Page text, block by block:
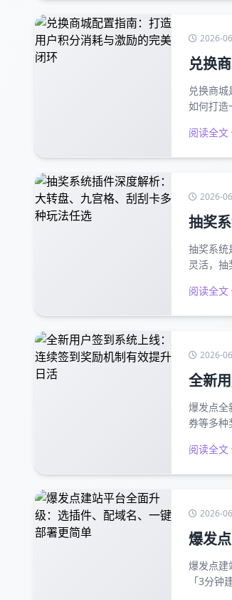
2026-
兑换
兑换商
如何打造
阅读全文
2026-
抽奖
抽奖系统
灵活，抽
阅读全文
2026-
全新
爆发点全
券等多种
阅读全文
2026-
爆发
爆发点建
「3分